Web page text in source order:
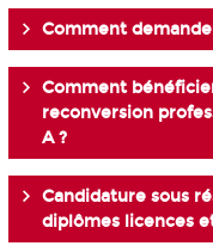
Comment
Comment
reconversion
A ?
Candidature sous
diplômes licences